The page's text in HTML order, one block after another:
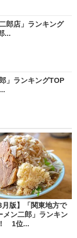
郎店」ランキング
...
」ランキングTOP
月版】「関東地方で
メン二郎」ランキン
1位...